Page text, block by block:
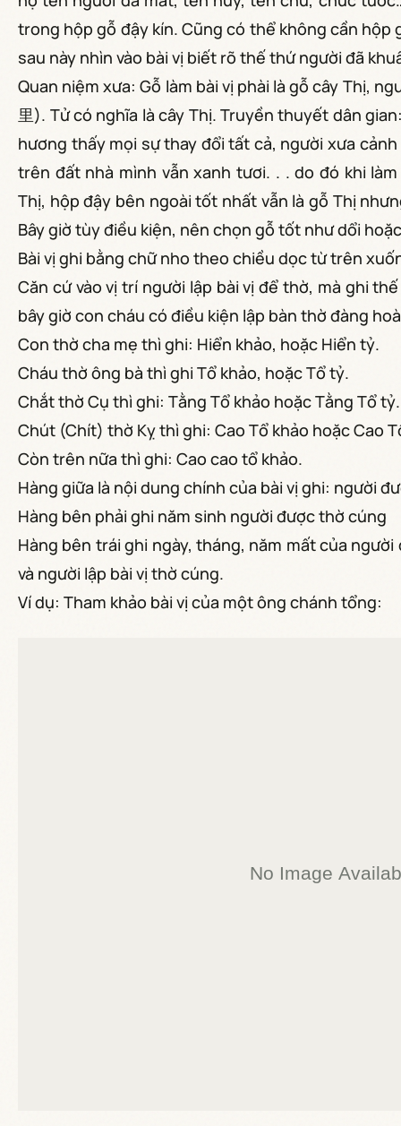
trong hộp gỗ đậy kín. Cũng có thể không cần hộp
sau này nhìn vào bài vị biết rõ thế thứ người đã
Quan niệm xưa: Gỗ làm bài vị phài là gỗ cây Thị,
里). Tử có nghĩa là cây Thị. Truyền thuyết dân
hương thấy mọi sự thay đổi tất cả, người xưa
trên đất nhà mình vẫn xanh tươi. . . do đó khi
Thị, hộp đậy bên ngoài tốt nhất vẫn là gỗ Thị
Bây giờ tùy điều kiện, nên chọn gỗ tốt như dổi
Bài vị ghi bằng chữ nho theo chiều dọc từ trên
Căn cứ vào vị trí người lập bài vị để thờ, mà ghi
bây giờ con cháu có điều kiện lập bàn thờ đàng
Con thờ cha mẹ thì ghi: Hiển khảo, hoặc Hiển tỷ.
Cháu thờ ông bà thì ghi Tổ khảo, hoặc Tổ tỷ.
Chắt thờ Cụ thì ghi: Tằng Tổ khảo hoặc Tằng Tổ tỷ.
Chút (Chít) thờ Kỵ thì ghi: Cao Tổ khảo hoặc Cao
Còn trên nữa thì ghi: Cao cao tổ khảo.
Hàng giữa là nội dung chính của bài vị ghi: người
Hàng bên phải ghi năm sinh người được thờ cúng
Hàng bên trái ghi ngày, tháng, năm mất của
và người lập bài vị thờ cúng.
Ví dụ: Tham khảo bài vị của một ông chánh tổng: